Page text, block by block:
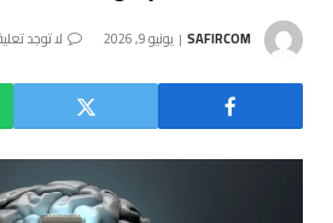
SAFIRCOM يونيو 9, 2026 لا توجد